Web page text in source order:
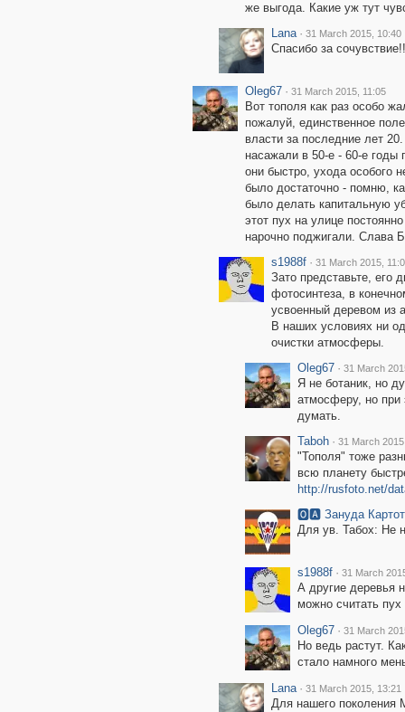
же выгода. Какие уж тут
Lana · 31 March 2015, 10:40
Спасибо за
Oleg67 · 31 March 2015, 11:05
Вот тополя как раз особо
пожалуй, единственное
власти за последние лет
насажали в 50-е - 60-е годы
они быстро, ухода особого
было достаточно - помню,
было делать капитальную
этот пух на улице
нарочно поджигали. Слава
s1988f · 31 March 2015,
Зато представьте, его
фотосинтеза, в
усвоенный деревом
В наших условиях ни
очистки атмосферы.
Oleg67 · 31 March
Я не ботаник, но
атмосферу, но
думать.
Taboh · 31 March
"Тополя" тоже
всю планету
http://rusfoto.net/
🅾🅰 Зануда
Для ув. Табох: Не
s1988f · 31 March
А другие деревья
можно считать
Oleg67 · 31 March
Но ведь растут.
стало намного
Lana · 31 March 2015, 13:21
Для нашего поколения